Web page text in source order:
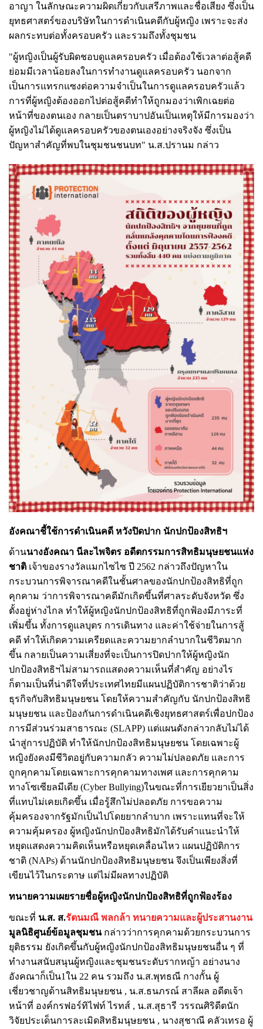
อาญา ในลักษณะความผิดเกี่ยวกับเสรีภาพและชื่อเสียง ซึ่งเป็น
ยุทธศาสตร์ของบริษัทในการดำเนินคดีกับผู้หญิง เพราะจะส่ง
ผลกระทบต่อทั้งครอบครัว และรวมถึงทั้งชุมชน
"ผู้หญิงเป็นผู้รับผิดชอบดูแลครอบครัว เมื่อต้องใช้เวลาต่อสู้คดี
ย่อมมีเวลาน้อยลงในการทำงานดูแลครอบครัว นอกจาก
เป็นการแทรกแซงต่อความจำเป็นในการดูแลครอบครัวแล้ว
การที่ผู้หญิงต้องออกไปต่อสู้คดีทำให้ถูกมองว่าเพิกเฉยต่อ
หน้าที่ของตนเอง กลายเป็นตราบาปอันเป็นเหตุให้มีการมองว่า
ผู้หญิงไม่ได้ดูแลครอบครัวของตนเองอย่างจริงจัง ซึ่งเป็น
ปัญหาสำคัญที่พบในชุมชนชนบท" น.ส.ปรานม กล่าว
อังคณาชี้ใช้การดำเนินคดี หวังปิดปาก นักปกป้องสิทธิฯ
ด้านนางอังคณา นีละไพจิตร อดีตกรรมการสิทธิมนุษยชนแห่ง
ชาติ เจ้าของรางวัลแมกไซไซ ปี 2562 กล่าวถึงปัญหาใน
กระบวนการพิจารณาคดีในชั้นศาลของนักปกป้องสิทธิที่ถูก
คุกคาม ว่าการพิจารณาคดีมักเกิดขึ้นที่ศาลระดับจังหวัด ซึ่ง
ตั้งอยู่ห่างไกล ทำให้ผู้หญิงนักปกป้องสิทธิที่ถูกฟ้องมีภาระที่
เพิ่มขึ้น ทั้งการดูแลบุตร การเดินทาง และค่าใช้จ่ายในการสู้
คดี ทำให้เกิดความเครียดและความยากลำบากในชีวิตมาก
ขึ้น กลายเป็นความเสี่ยงที่จะเป็นการปิดปากให้ผู้หญิงนัก
ปกป้องสิทธิฯไม่สามารถแสดงความเห็นที่สำคัญ อย่างไร
ก็ตามเป็นที่น่าดีใจที่ประเทศไทยมีแผนปฏิบัติการชาติว่าด้วย
ธุรกิจกับสิทธิมนุษยชน โดยให้ความสำคัญกับ นักปกป้องสิทธิ
มนุษยชน และป้องกันการดำเนินคดีเชิงยุทธศาสตร์เพื่อปกป้อง
การมีส่วนร่วมสาธารณะ (SLAPP) แต่แผนดังกล่าวกลับไม่ได้
นำสู่การปฏิบัติ ทำให้นักปกป้องสิทธิมนุษยชน โดยเฉพาะผู้
หญิงยังคงมีชีวิตอยู่กับความกลัว ความไม่ปลอดภัย และการ
ถูกคุกคามโดยเฉพาะการคุกคามทางเพศ และการคุกคาม
ทางโซเซียลมีเดีย (Cyber Bullying)ในขณะที่การเยียวยาเป็นสิ่ง
ที่แทบไม่เคยเกิดขึ้น เมื่อรู้สึกไม่ปลอดภัย การขอความ
คุ้มครองจากรัฐมักเป็นไปโดยยากลำบาก เพราะแทนที่จะให้
ความคุ้มครอง ผู้หญิงนักปกป้องสิทธิมักได้รับคำแนะนำให้
หยุดแสดงความคิดเห็นหรือหยุดเคลื่อนไหว แผนปฏิบัติการ
ชาติ (NAPs) ด้านนักปกป้องสิทธิมนุษยชน จึงเป็นเพียงสิ่งที่
เขียนไว้ในกระดาษ แต่ไม่มีผลทางปฏิบัติ
ทนายความเผยรายชื่อผู้หญิงนักปกป้องสิทธิที่ถูกฟ้องร้อง
ขณะที่ น.ส. ส.รัตนมณี พลกล้า ทนายความและผู้ประสานงาน
มูลนิธิศูนย์ข้อมูลชุมชนกล่าวว่าการคุกคามด้วยกระบวนการ
ยุติธรรม ยังเกิดขึ้นกับผู้หญิงนักปกป้องสิทธิมนุษยชนอื่น ๆ ที่
ทำงานสนับสนุนผู้หญิงและชุมชนระดับรากหญ้า อย่างนาง
อังคณาก็เป็น1ใน 22 คน รวมถึง น.ส.พุทธณี กางกั้น ผู้
เชี่ยวชาญด้านสิทธิมนุษยชน , น.ส.ธนภรณ์ สาลีผล อดีตเจ้า
หน้าที่ องค์กรฟอร์ทิไฟท์ ไรทส์ , น.ส.สุธารี วรรณศิริดีตนัก
วิจัยประเด็นการละเมิดสิทธิมนุษยชน , นางสุชาณี คลัวเทรอ ผู้